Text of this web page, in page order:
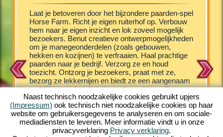
PC
En
Leer
Laat je betoveren door het bijzondere paarden-spel
Horse Farm. Richt je eigen ruiterhof op. Verbouw
hem naar je eigen inzicht en lok zoveel mogelijk
bezoekers. Benut creatieve ontwerpmogelijkheden
om je manegeonderdelen (zoals gebouwen,
hekken en kozijnen) te verfraaien. Haal prachtige
paarden naar je bedrijf. Verzorg ze en houd
toezicht. Ontzorg je bezoekers, praat met ze,
bezorg ze lekkernijen en biedt ze een aangenaam
verblijf in comfortabele bungalows. Horse Farm
plaatst je in een fascinerende setting, in een
kleurrijke comic look. Horse Farm geeft je een
grote hoeveelheid uitdagende spelbelevenissen.
Haal verschillende paardenrassen naar je ranch.
Beleef het unieke online-spel gratis op je PC en
het je
een
een
leuk
opbouw
Naast technisch noodzakelijke cookies gebruikt upjers
(Impressum) ook technisch niet noodzakelijke cookies op haar
website om gebruikersgegevens te analyseren en om sociale-
mediadiensten te leveren. Meer informatie vindt u in onze
privacyverklaring Privacy verklaring.